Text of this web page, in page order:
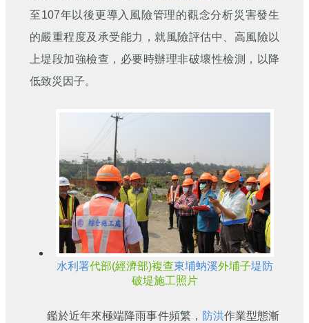
至107年以後更導入風險管理的觀念分析災害發生
的嚴重程度及承受能力，就風險評估中、高風險以
上堤段加強檢查，必要時辦理非破壞性檢測，以降
低致災因子。
水利署代部(經濟部)複查東埔蚋溪外埔子堤防
破堤施工照片
鑑於近年來極端降雨事件頻繁， 防洪作業型態漸